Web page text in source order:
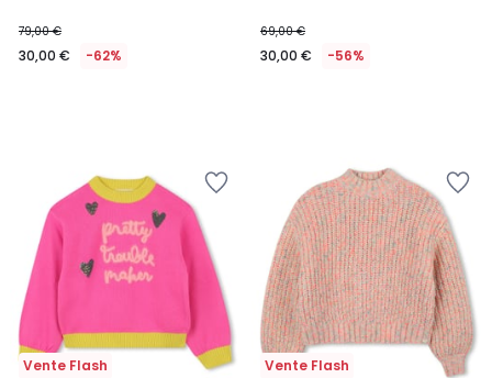
79,00 €
30,00 € -62%
69,00 €
30,00 € -56%
Vente Flash Vente Flash